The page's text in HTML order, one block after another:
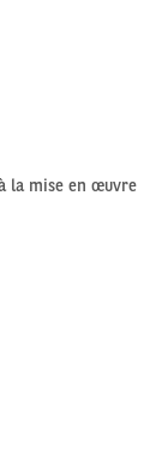
la mise en œuvre